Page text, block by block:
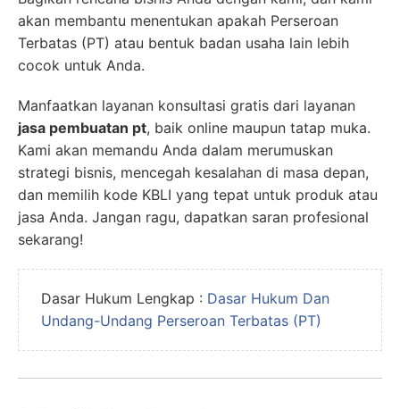
akan membantu menentukan apakah Perseroan
Terbatas (PT) atau bentuk badan usaha lain lebih
cocok untuk Anda.
Manfaatkan layanan konsultasi gratis dari layanan
jasa pembuatan pt, baik online maupun tatap muka.
Kami akan memandu Anda dalam merumuskan
strategi bisnis, mencegah kesalahan di masa depan,
dan memilih kode KBLI yang tepat untuk produk atau
jasa Anda. Jangan ragu, dapatkan saran profesional
sekarang!
Dasar Hukum Lengkap : Dasar Hukum Dan
Undang-Undang Perseroan Terbatas (PT)